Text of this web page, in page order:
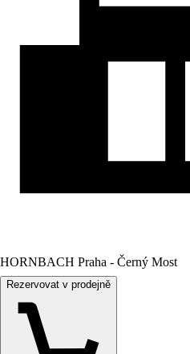
HORNBACH Praha - Černý Most
Rezervovat v prodejně